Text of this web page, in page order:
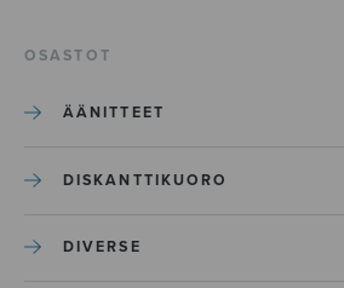
OSASTOT
ÄÄNITTEET
DISKANTTIKUORO
DIVERSE